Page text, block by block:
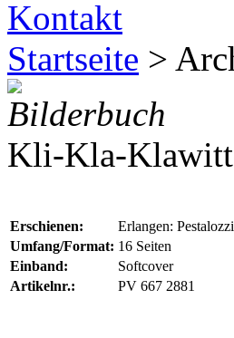
Startseite >
Bilderbuch
Kli-Kla-
Erschienen:
Erlangen:
Umfang/Format: 16 Seiten
Einband:
Softcover
Artikelnr.:
PV 667 2881